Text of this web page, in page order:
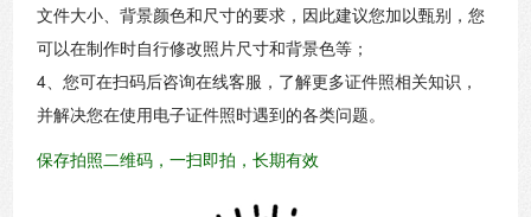
文件大小、背景颜色和尺寸的要求，因此建议您加以甄别，您
可以在制作时自行修改照片尺寸和背景色等；
4、您可在扫码后咨询在线客服，了解更多证件照相关知识，
并解决您在使用电子证件照时遇到的各类问题。
保存拍照二维码，一扫即拍，长期有效